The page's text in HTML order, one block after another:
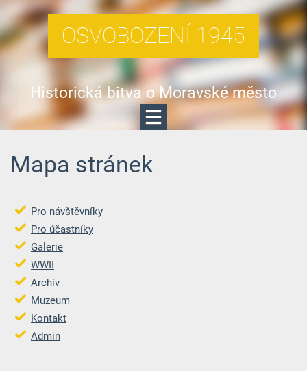
OSVOBOZENÍ 1945
Historická bitva o Moravské město
Mapa stránek
Pro návštěvníky
Pro účastníky
Galerie
WWII
Archiv
Muzeum
Kontakt
Admin